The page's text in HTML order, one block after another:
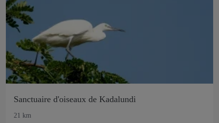
Sanctuaire d'oiseaux de Kadalundi
21 km